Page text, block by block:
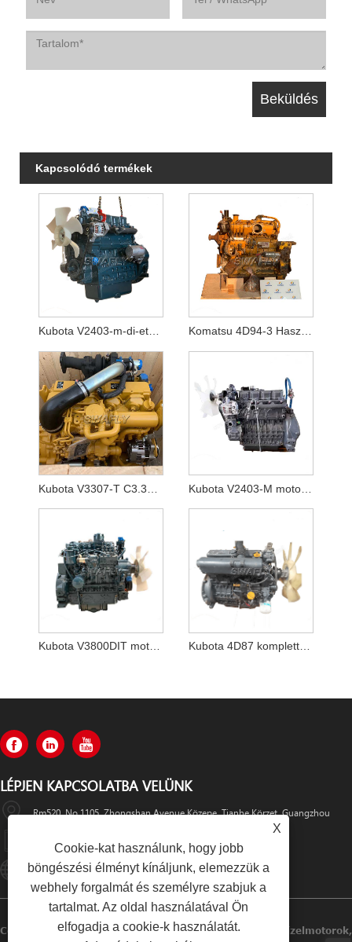
Kapcsolódó termékek
Kubota V2403-m-di-et04 motor, nem turbó Komatsu 4D94-3 Használt, jó állapotú motor
Kubota V3800DIT motor a Bobcat T770-hez Kubota 4D87 komplett motoregység
LÉPJEN KAPCSOLATBA VELÜNK
Rm520, No.1105, Zhongshan Avenue Közepe, Tianhe Körzet, Guangzhou
+86-13501533176
Sales01@swaflyexcavator.cn
Copyright © 2022 Swafly Machinery Co., Korlátozott Dízelmotorok,
X
Cookie-kat használunk, hogy jobb
böngészési élményt kínáljunk, elemezzük a
webhely forgalmát és személyre szabjuk a
tartalmat. Az oldal használatával Ön
elfogadja a cookie-k használatát.